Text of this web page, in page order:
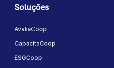
Soluções
AvaliaCoop
CapacitaCoop
ESGCoop